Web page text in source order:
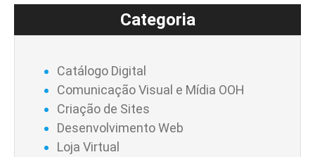
Categoria
Catálogo Digital
Comunicação Visual e Mídia OOH
Criação de Sites
Desenvolvimento Web
Loja Virtual